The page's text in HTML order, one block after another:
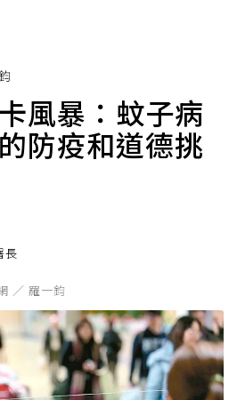
風暴：蚊子病
防疫和道德挑
長
／ 羅一鈞